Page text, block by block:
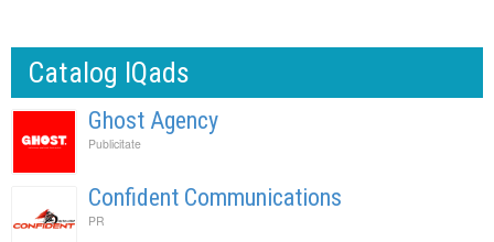
Catalog IQads
Ghost Agency
Publicitate
Confident Communications
PR